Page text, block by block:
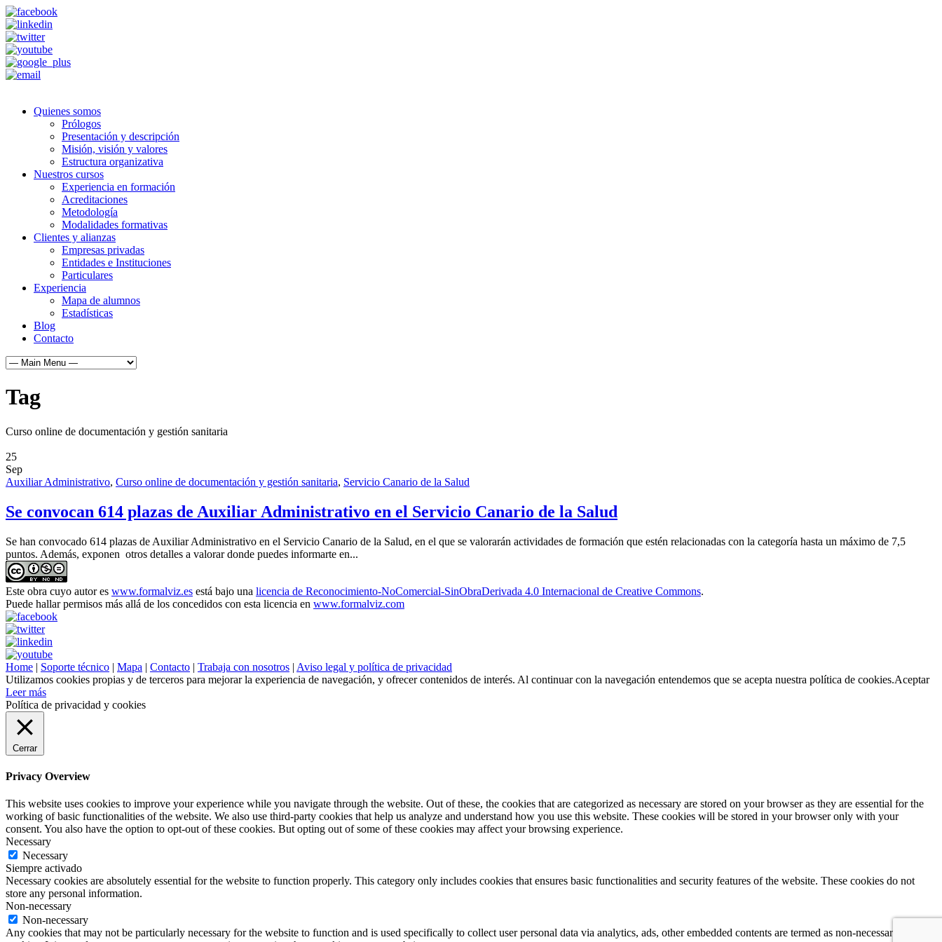
Quienes somos
Prólogos
Presentación y descripción
Misión, visión y valores
Estructura organizativa
Nuestros cursos
Experiencia en formación
Acreditaciones
Metodología
Modalidades formativas
Clientes y alianzas
Empresas privadas
Entidades e Instituciones
Particulares
Experiencia
Mapa de alumnos
Estadísticas
Blog
Contacto
Tag
Curso online de documentación y gestión sanitaria
25
Sep
Auxiliar Administrativo, Curso online de documentación y gestión sanitaria, Servicio Canario de la Salud
Se convocan 614 plazas de Auxiliar Administrativo en el Servicio Canario de la Salud
Se han convocado 614 plazas de Auxiliar Administrativo en el Servicio Canario de la Salud, en el que se valorarán actividades de formación que estén relacionadas con la categoría hasta un máximo de 7,5
puntos. Además, exponen otros detalles a valorar donde puedes informarte en...
Este obra cuyo autor es www.formalviz.es está bajo una licencia de Reconocimiento-NoComercial-SinObraDerivada 4.0 Internacional de Creative Commons.
Puede hallar permisos más allá de los concedidos con esta licencia en www.formalviz.com
Home | Soporte técnico | Mapa | Contacto | Trabaja con nosotros | Aviso legal y política de privacidad
Utilizamos cookies propias y de terceros para mejorar la experiencia de navegación, y ofrecer contenidos de interés. Al continuar con la navegación entendemos que se acepta nuestra política de cookies.Aceptar
Leer más
Política de privacidad y cookies
Cerrar
Privacy Overview
This website uses cookies to improve your experience while you navigate through the website. Out of these, the cookies that are categorized as necessary are stored on your browser as they are essential for the
working of basic functionalities of the website. We also use third-party cookies that help us analyze and understand how you use this website. These cookies will be stored in your browser only with your
consent. You also have the option to opt-out of these cookies. But opting out of some of these cookies may affect your browsing experience.
Necessary
Necessary
Siempre activado
Necessary cookies are absolutely essential for the website to function properly. This category only includes cookies that ensures basic functionalities and security features of the website. These cookies do not
store any personal information.
Non-necessary
Non-necessary
Any cookies that may not be particularly necessary for the website to function and is used specifically to collect user personal data via analytics, ads, other embedded contents are termed as non-necessary